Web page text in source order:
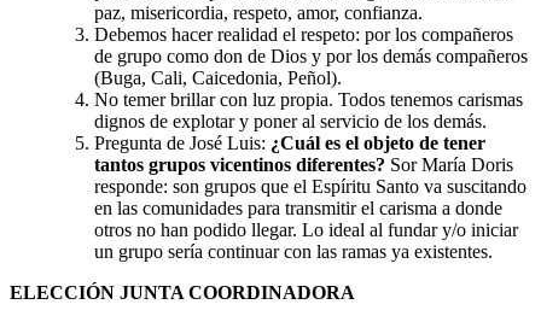
paz, misericordia, respeto, amor, confianza.
Debemos hacer realidad el respeto: por los compañeros
de grupo como don de Dios y por los demás compañeros
(Buga, Cali, Caicedonia, Peñol).
No temer brillar con luz propia. Todos tenemos carismas
dignos de explotar y poner al servicio de los demás.
Pregunta de José Luis: ¿Cuál es el objeto de tener
tantos grupos vicentinos diferentes? Sor María Doris
responde: son grupos que el Espíritu Santo va suscitando
en las comunidades para transmitir el carisma a donde
otros no han podido llegar. Lo ideal al fundar y/o iniciar
un grupo sería continuar con las ramas ya existentes.
ELECCIÓN JUNTA COORDINADORA